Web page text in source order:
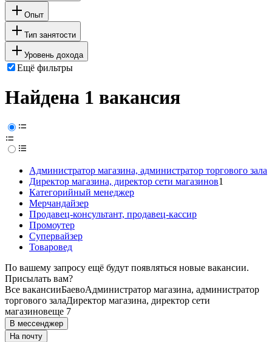
Опыт
Тип занятости
Уровень дохода
Ещё фильтры
Найдена 1 вакансия
Администратор магазина, администратор торгового зала
Директор магазина, директор сети магазинов1
Категорийный менеджер
Мерчандайзер
Продавец-консультант, продавец-кассир
Промоутер
Супервайзер
Товаровед
По вашему запросу ещё будут появляться новые вакансии.
Присылать вам?
Все вакансииБаевоАдминистратор магазина, администратор
торгового залаДиректор магазина, директор сети
магазиновеще 7
В мессенджер
На почту